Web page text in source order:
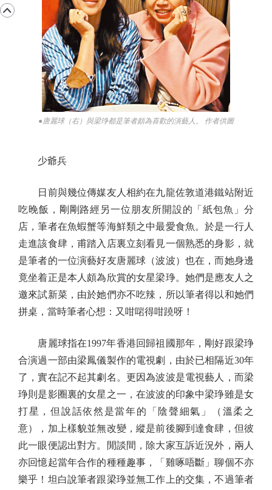
●唐麗球（右）與梁琤都是筆者頗為喜歡的演藝人。 作者供圖
少爺兵
日前與幾位傳媒友人相約在九龍佐敦道港鐵站附近
吃晚飯，剛剛路經另一位朋友所開設的「紙包魚」分
店，筆者在魚蝦蟹等海鮮類之中最愛食魚。於是一行人
走進該食肆，甫踏入店裏立刻看見一個熟悉的身影，就
是筆者的一位演藝好友唐麗球（波波）也在，而她身邊
竟坐着正是本人頗為欣賞的女星梁琤。她們是應友人之
邀來試新菜，由於她們亦不吃辣，所以筆者得以和她們
拼桌，當時筆者心想：又咁啱得咁蹺呀！
唐麗球指在1997年香港回歸祖國那年，剛好跟梁琤
合演過一部由梁鳳儀製作的電視劇，由於已相隔近30年
了，實在記不起其劇名。更因為波波是電視藝人，而梁
琤則是影圈裏的女星之一，在波波的印象中梁琤雖是女
打星，但說話依然是當年的「陰聲細氣」（溫柔之
意），加上樣貌並無改變，縱是前後腳到達食肆，但彼
此一眼便認出對方。閒談間，除大家互訴近況外，兩人
亦回憶起當年合作的種種趣事，「雞啄唔斷」聊個不亦
樂乎！坦白說筆者跟梁琤並無工作上的交集，不過筆者